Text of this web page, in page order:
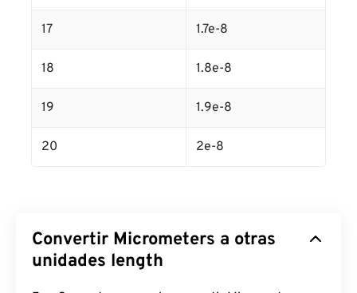
17 1.7e-8
18 1.8e-8
19 1.9e-8
20 2e-8
Convertir Micrometers a otras
unidades length